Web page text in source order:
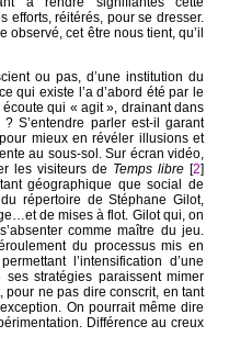
efforts, réitérés, pour se dresser.
cet être nous tient, qu’il
ou pas, d’une institution du
qui existe l’a d’abord été par le
qui « agit », drainant dans
S’entendre parler est-il garant
mieux en révéler illusions et
au sous-sol. Sur écran vidéo,
les visiteurs de Temps libre[2]
géographique que social de
répertoire de Stéphane Gilot,
de mises à flot. Gilot qui, on
comme maître du jeu.
du processus mis en
l’intensification d’une
stratégies paraissent mimer
pour ne pas dire conscrit, en tant
On pourrait même dire
Différence au creux